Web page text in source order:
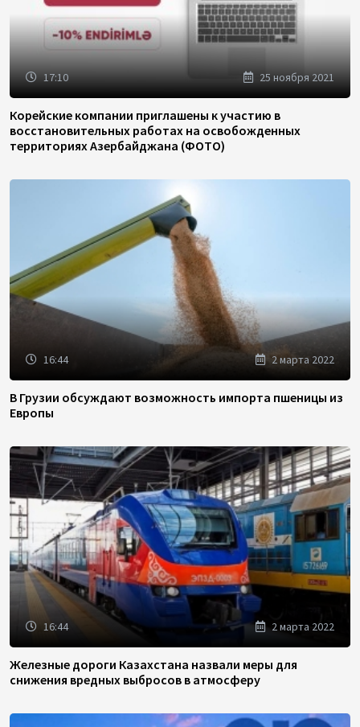
17:10 25 ноября 2021
Корейские компании приглашены к участию в
восстановительных работах на освобожденных
территориях Азербайджана (ФОТО)
16:44 2 марта 2022
В Грузии обсуждают возможность импорта пшеницы из
Европы
16:44 2 марта 2022
Железные дороги Казахстана назвали меры для
снижения вредных выбросов в атмосферу